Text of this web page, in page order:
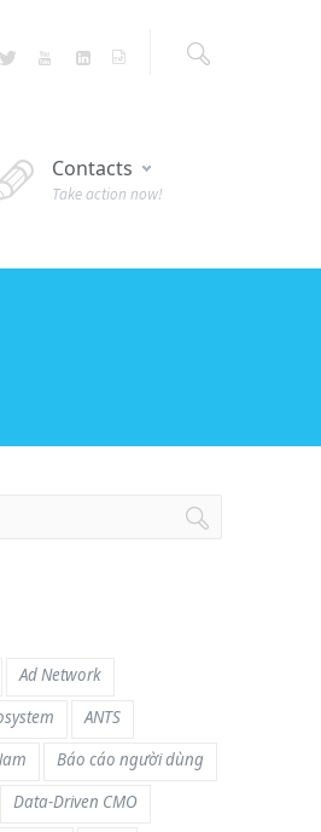
Contacts
Take action now!
Ad Network
ANTS
Báo cáo người dùng
Data-Driven CMO